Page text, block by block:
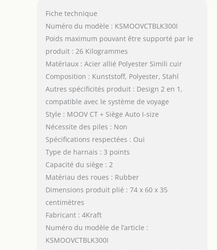
Fiche technique
Numéro du modèle : KSMOOVCTBLK300I
Poids maximum pouvant être supporté par le
produit : 26 Kilogrammes
Matériaux : Acier allié Polyester Simili cuir
Composition : Kunststoff, Polyester, Stahl
Autres spécificités produit : Design 2 en 1,
compatible avec le système de voyage
Style : MOOV CT + Siège Auto I-size
Nécessite des piles : Non
Spécifications respectées : Oui
Type de harnais : 3 points
Capacité du siège : 2
Matériau des roues : Rubber
Dimensions produit plié : 74 x 60 x 35
centimètres
Fabricant : 4Kraft
Numéro du modèle de l’article :
KSMOOVCTBLK300I